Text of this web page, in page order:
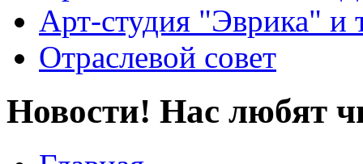
Арт-студия "Эврика" и
Отраслевой совет
Новости! Нас любят